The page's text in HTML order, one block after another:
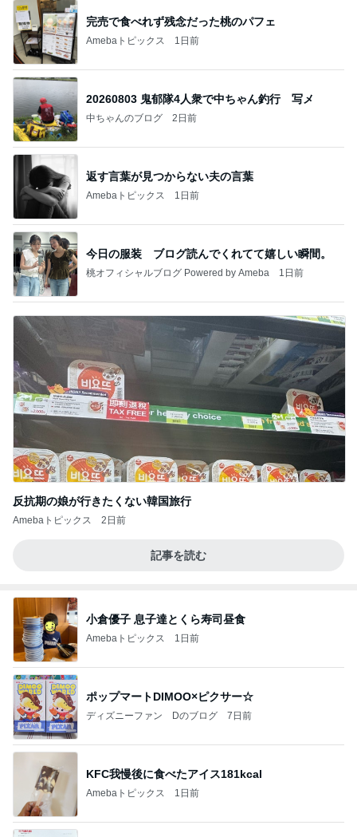
完売で食べれず残念だった桃のパフェ
Amebaトピックス 1日前
20260803 鬼郁隊4人衆で中ちゃん釣行 写メ
中ちゃんのブログ 2日前
返す言葉が見つからない夫の言葉
Amebaトピックス 1日前
今日の服装 ブログ読んでくれてて嬉しい瞬間。
桃オフィシャルブログ Powered by Ameba 1日前
反抗期の娘が行きたくない韓国旅行
Amebaトピックス 2日前
記事を読む
小倉優子 息子達とくら寿司昼食
Amebaトピックス 1日前
ポップマートDIMOO×ピクサー☆
ディズニーファン Dのブログ 7日前
KFC我慢後に食べたアイス181kcal
Amebaトピックス 1日前